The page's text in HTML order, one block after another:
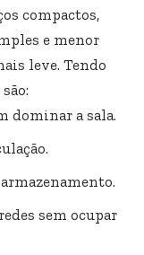
compactos,
e menor
leve. Tendo
dominar a sala.
sem ocupar